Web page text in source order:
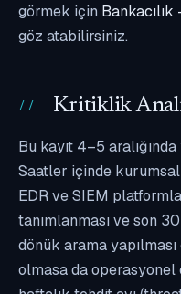
görmek için
göz atabilirsiniz.
Kritiklik
Bu kayıt 4–5
Saatler içinde
EDR ve SIEM
tanımlanması ve son
dönük arama
olmasa da